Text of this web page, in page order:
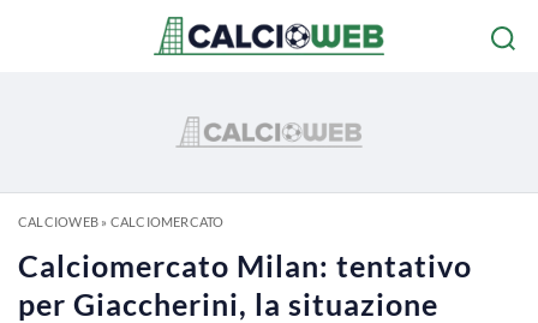
CALCIOWEB» CALCIOMERCATO
Calciomercato Milan: tentativo
per Giaccherini, la situazione